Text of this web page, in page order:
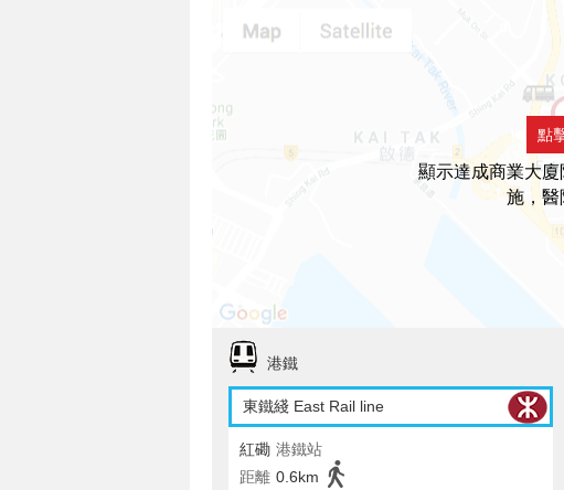
點
顯示達成商業大
施，醫
港鐵
東鐵綫 East Rail line
紅磡 港鐵站
距離 0.6km